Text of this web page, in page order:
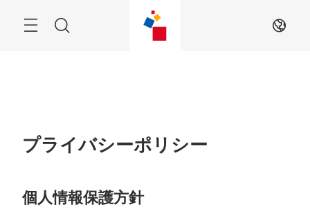
Search JA
プライバシーポリシー
個人情報保護方針